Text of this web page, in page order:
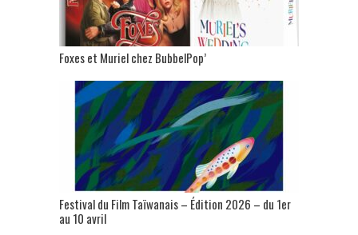
Foxes et Muriel chez BubbelPop’
Festival du Film Taïwanais – Édition 2026 – du 1er
au 10 avril